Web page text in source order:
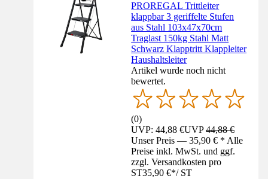
PROREGAL Trittleiter
klappbar 3 geriffelte Stufen
aus Stahl 103x47x70cm
Traglast 150kg Stahl Matt
Schwarz Klapptritt Klappleiter
Haushaltsleiter
Artikel wurde noch nicht
bewertet.
(0)
UVP: 44,88 €UVP44,88 €
Unser Preis — 35,90 € * Alle
Preise inkl. MwSt. und ggf.
zzgl. Versandkosten pro
ST35,90 €*/ ST